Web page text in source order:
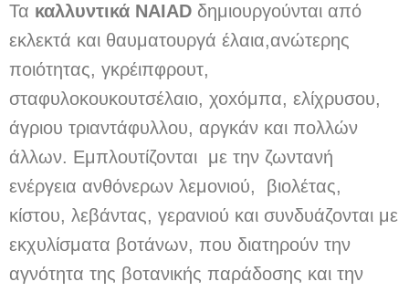
Τα καλλυντικά NAIAD δημιουργούνται από
εκλεκτά και θαυματουργά έλαια,ανώτερης
ποιότητας, γκρέιπφρουτ,
σταφυλοκουκουτσέλαιο, χοxόμπα, ελίχρυσου,
άγριου τριαντάφυλλου, αργκάν και πολλών
άλλων. Εμπλουτίζονται με την ζωντανή
ενέργεια ανθόνερων λεμονιού, βιολέτας,
κίστου, λεβάντας, γερανιού και συνδυάζονται με
εκχυλίσματα βοτάνων, που διατηρούν την
αγνότητα της βοτανικής παράδοσης και την